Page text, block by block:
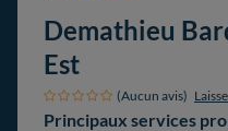
Demathieu
Est
(Aucun avis)
Principaux services